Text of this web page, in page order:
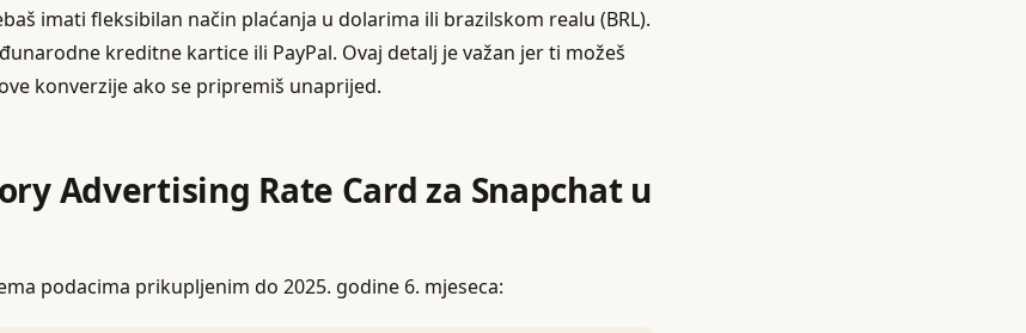
imati fleksibilan način plaćanja u dolarima ili brazilskom realu (BRL).
kreditne kartice ili PayPal. Ovaj detalj je važan jer ti možeš
konverzije ako se pripremiš unaprijed.
Advertising Rate Card za Snapchat u
podacima prikupljenim do 2025. godine 6. mjeseca: